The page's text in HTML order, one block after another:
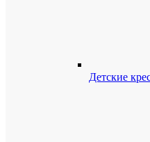
Детские